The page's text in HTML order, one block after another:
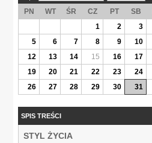
PN WT ŚR CZ PT SB
1
2 3
5
6 7 8 9 10
12
13 14 15 16 17
19
20 21 22 23 24
26
27 28 29 30 31
SPIS TREŚCI
STYL ŻYCIA